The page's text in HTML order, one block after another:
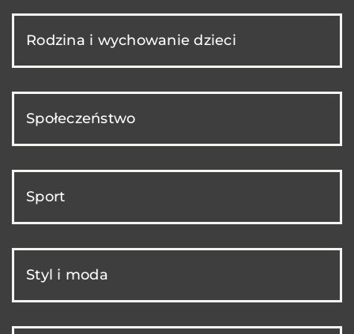
Rodzina i wychowanie dzieci
Społeczeństwo
Sport
Styl i moda